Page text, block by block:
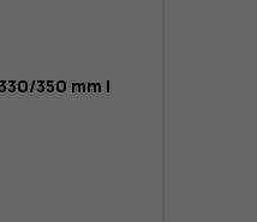
350 mm |